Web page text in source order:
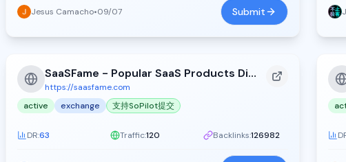
Jesus Camacho•09/07 Submit
SaaSFame - Popular SaaS Products Directory
https://saasfame.com
active
exchange 支持SoPilot提交
DR:63 Traffic:120 Backlinks:126982